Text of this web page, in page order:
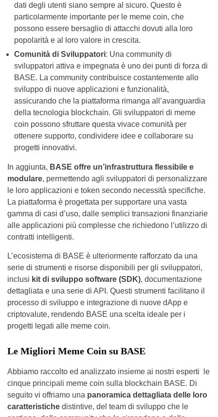
dati degli utenti siano sempre al sicuro. Questo è
particolarmente importante per le meme coin, che
possono essere bersaglio di attacchi dovuti alla loro
popolarità e al loro valore in crescita.
Comunità di Sviluppatori: Una community di
sviluppatori attiva e impegnata è uno dei punti di forza di
BASE. La community contribuisce costantemente allo
sviluppo di nuove applicazioni e funzionalità,
assicurando che la piattaforma rimanga all’avanguardia
della tecnologia blockchain. Gli sviluppatori di meme
coin possono sfruttare questa vivace comunità per
ottenere supporto, condividere idee e collaborare su
progetti innovativi.
In aggiunta, BASE offre un’infrastruttura flessibile e
modulare, permettendo agli sviluppatori di personalizzare
le loro applicazioni e token secondo necessità specifiche.
La piattaforma è progettata per supportare una vasta
gamma di casi d’uso, dalle semplici transazioni finanziarie
alle applicazioni più complesse che richiedono l’utilizzo di
contratti intelligenti.
L’ecosistema di BASE è ulteriormente rafforzato da una
serie di strumenti e risorse disponibili per gli sviluppatori,
inclusi kit di sviluppo software (SDK), documentazione
dettagliata e una serie di API. Questi strumenti facilitano il
processo di sviluppo e integrazione di nuove dApp e
criptovalute, rendendo BASE una scelta ideale per i
progetti legati alle meme coin.
Le Migliori Meme Coin su BASE
Abbiamo raccolto ed analizzato insieme ai nostri esperti le
cinque principali meme coin sulla blockchain BASE. Di
seguito vi offriamo una panoramica dettagliata delle loro
caratteristiche distintive, del team di sviluppo che le